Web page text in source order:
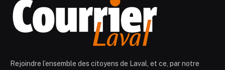
Rejoindre l’ensemble des citoyens de Laval, et ce, par notre